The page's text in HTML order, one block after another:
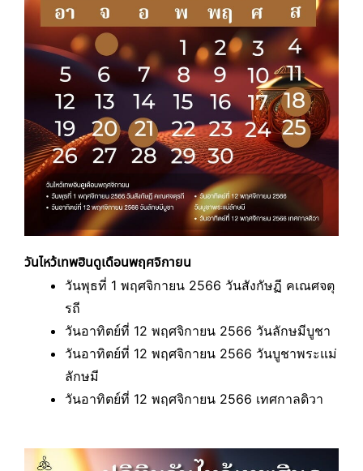
วันไหว้เทพฮินดูเดือนพฤศจิกายน
วันพุธที่ 1 พฤศจิกายน 2566 วันสังกัษฏี คเณศจตุ
รถี
วันอาทิตย์ที่ 12 พฤศจิกายน 2566 วันลักษมีบูชา
วันอาทิตย์ที่ 12 พฤศจิกายน 2566 วันบูชาพระแม่
ลักษมี
วันอาทิตย์ที่ 12 พฤศจิกายน 2566 เทศกาลดิวา